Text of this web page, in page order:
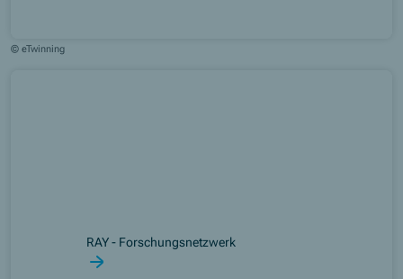
© eTwinning
RAY - Forschungsnetzwerk